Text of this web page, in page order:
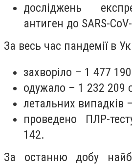
досліджень
антиген до SARS-
За весь час пандемії в
захворіло – 1 477 190
одужало – 1 232 209
летальних випадків
проведено ПЛР-
142.
За останню добу